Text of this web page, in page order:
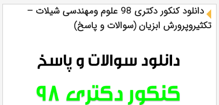
دانلود کنکور دکتری 98 علوم ومهندسی شیلات –
تکثیروپرورش ابزیان (سوالات و پاسخ)